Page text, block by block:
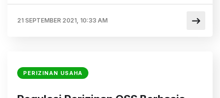
21 SEPTEMBER 2021, 10:33 AM
PERIZINAN USAHA